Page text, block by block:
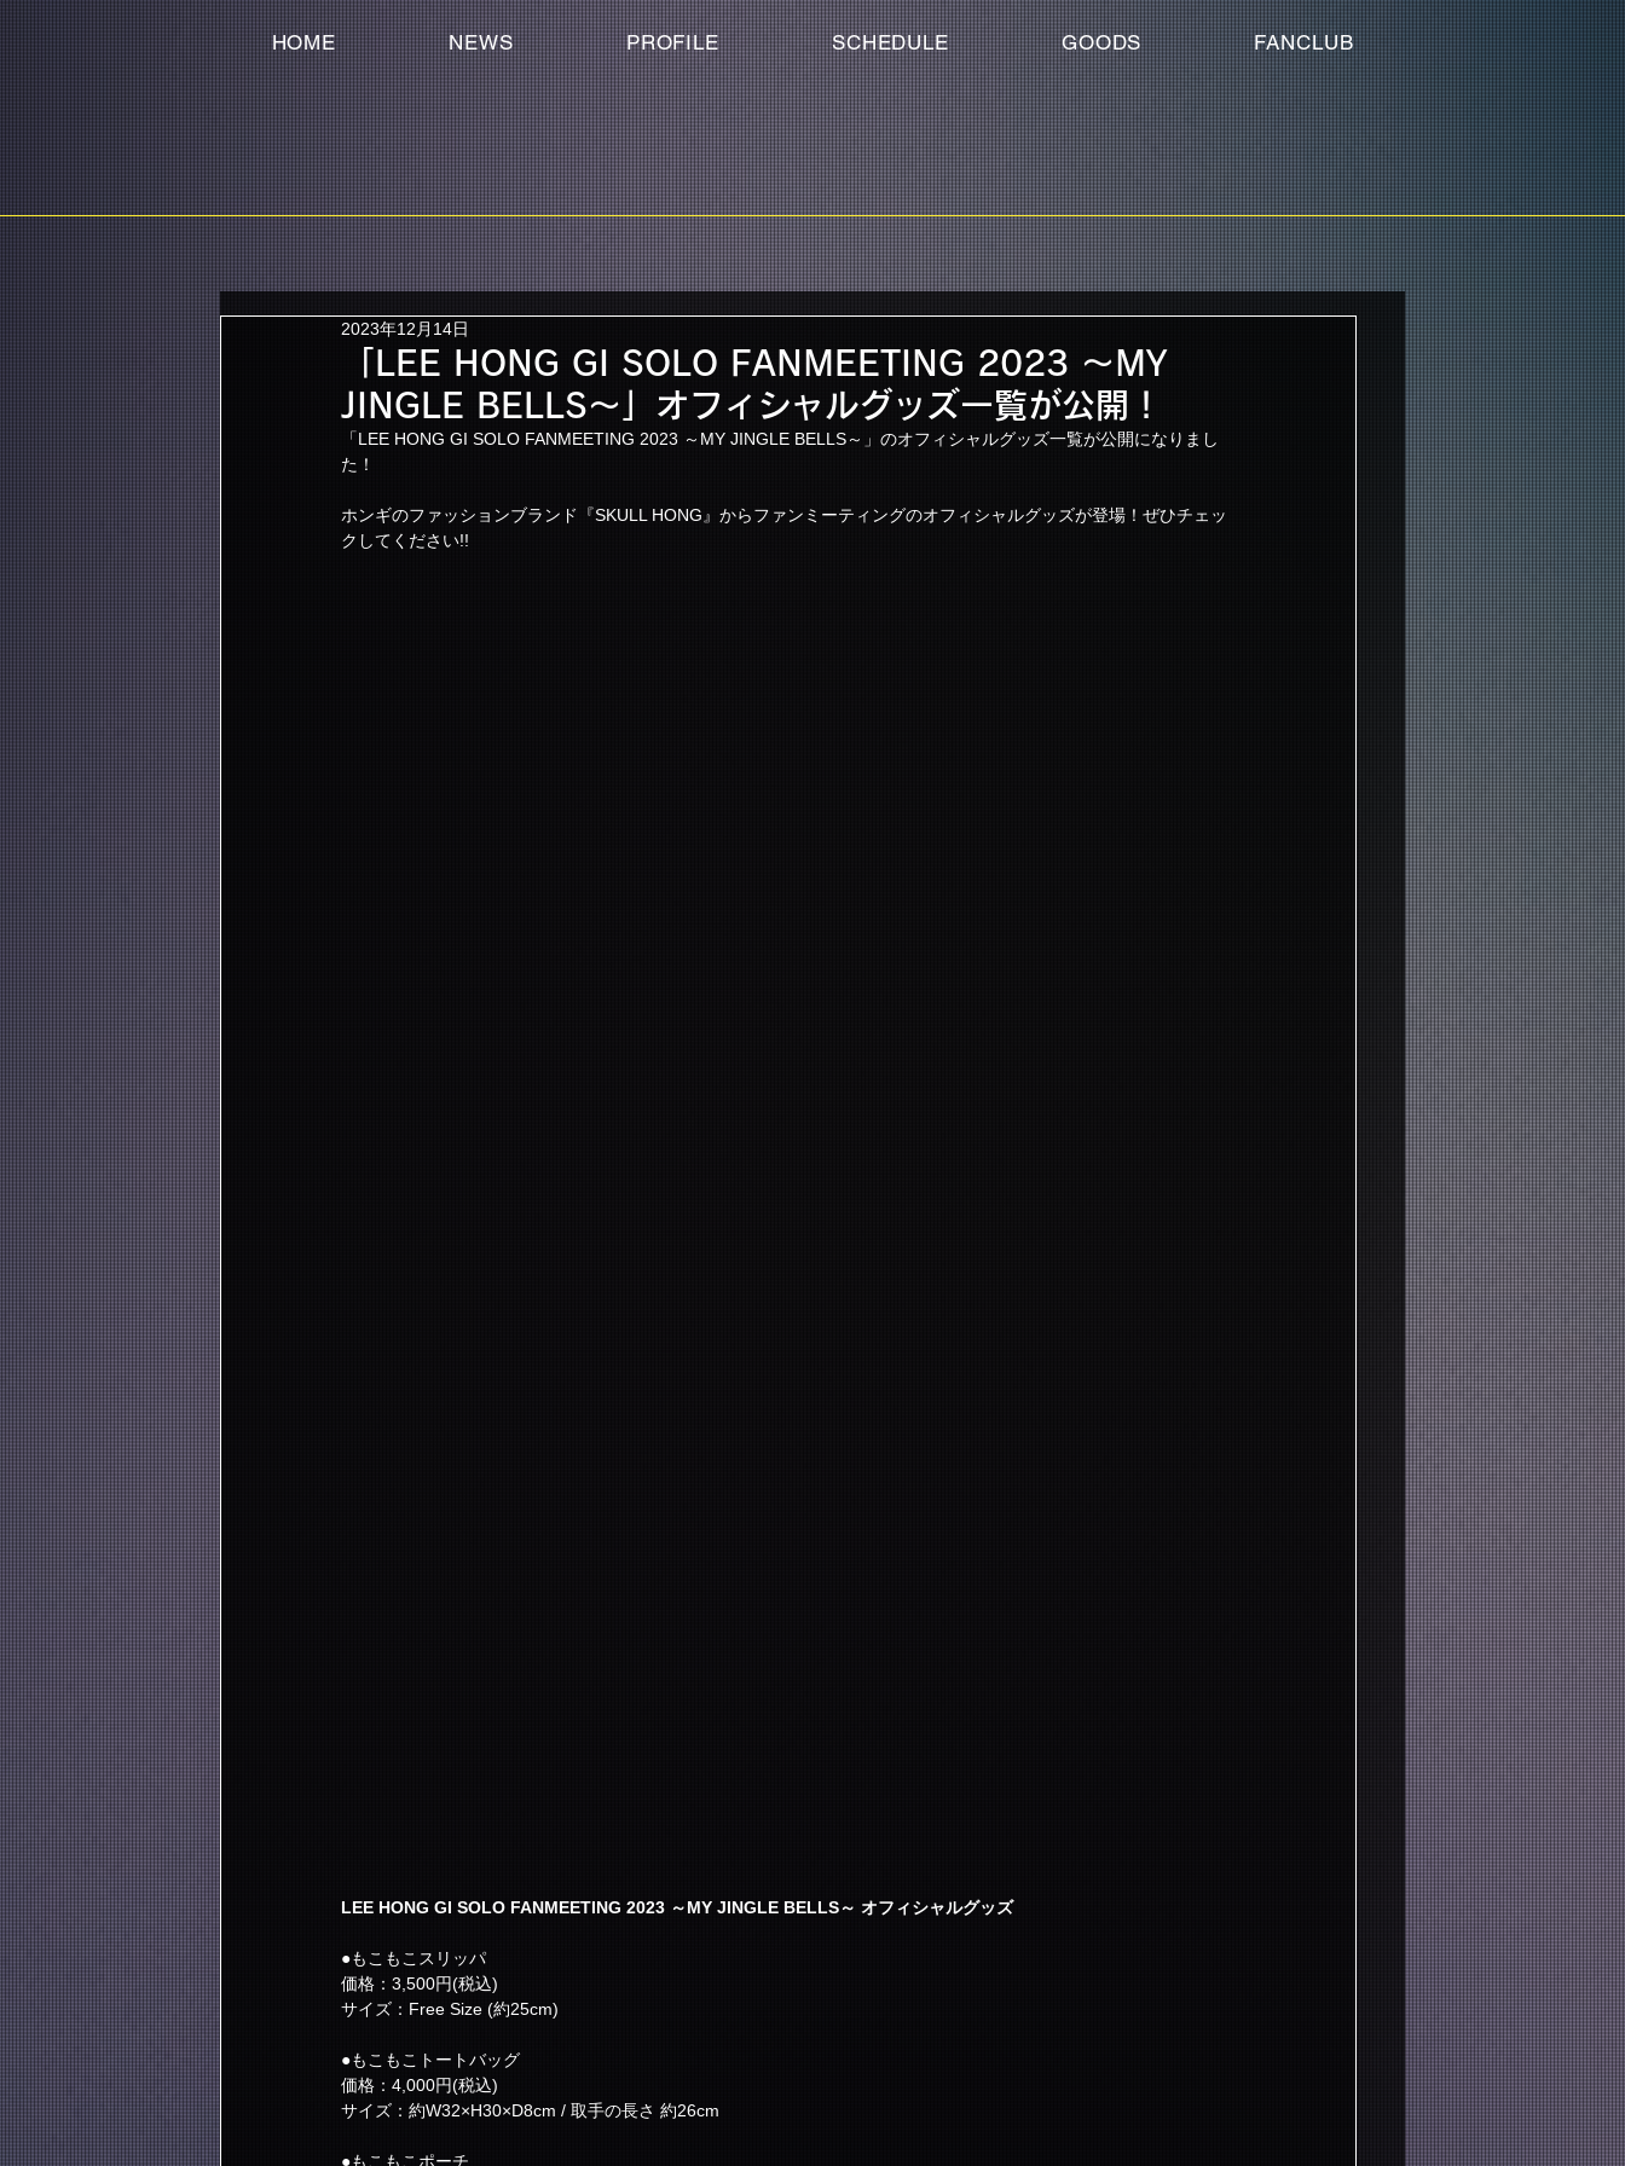
HOME NEWS PROFILE SCHEDULE GOODS FANCLUB
「LEE HONG GI SOLO FANMEETING 2023 ～MY
JINGLE BELLS～」オフィシャルグッズ一覧が公開！
2023年12月14日
「LEE HONG GI SOLO FANMEETING 2023 ～MY JINGLE BELLS～」のオフィシャルグッズ一覧が公開になりまし
た！
ホンギのファッションブランド『SKULL HONG』からファンミーティングのオフィシャルグッズが登場！ぜひチェッ
クしてください!!
LEE HONG GI SOLO FANMEETING 2023 ～MY JINGLE BELLS～ オフィシャルグッズ
●もこもこスリッパ
価格：3,500円(税込)
サイズ：Free Size (約25cm)
●もこもこトートバッグ
価格：4,000円(税込)
サイズ：約W32×H30×D8cm / 取手の長さ 約26cm
●もこもこポーチ